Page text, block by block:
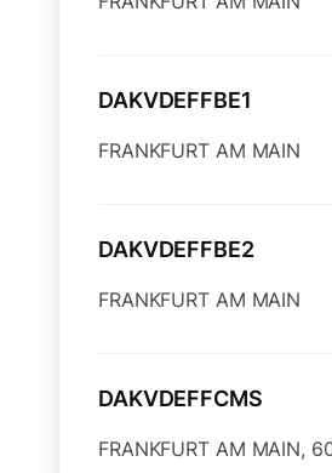
DAKVDEFFBE1
FRANKFURT AM MAIN
DAKVDEFFBE2
FRANKFURT AM MAIN
DAKVDEFFCMS
FRANKFURT AM MAIN,